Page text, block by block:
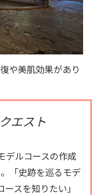
や美肌効果があり
エスト
デルコースの作成
「史跡を巡るモデ
スを知りたい」